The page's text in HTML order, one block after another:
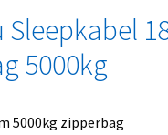
Sleepkabel
5000kg
5000kg zipperbag